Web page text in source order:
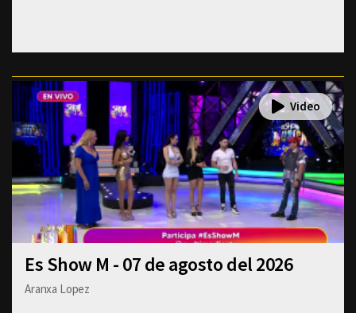
Es Show M - 07 de agosto del 2026
Aranxa Lopez